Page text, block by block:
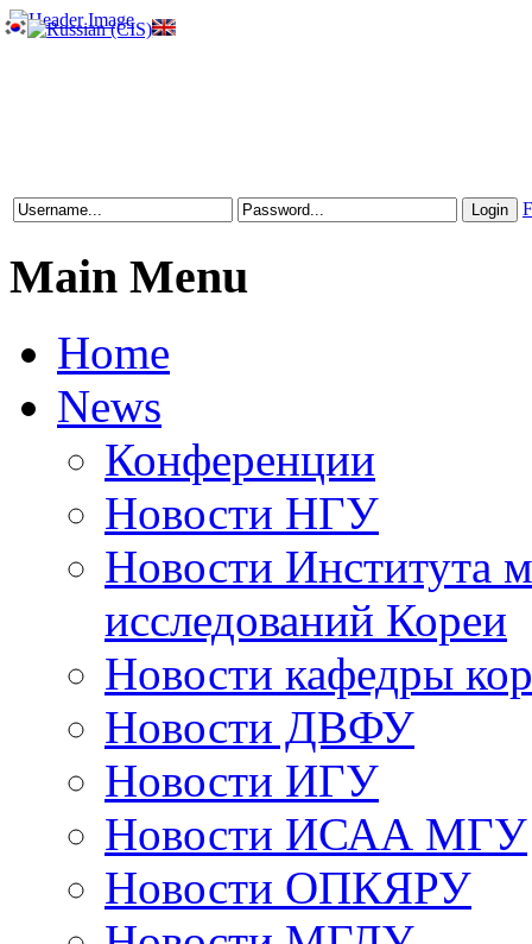
Main Menu
Home
News
Конференции
Новости НГУ
Новости Института
исследований Кореи
Новости кафедры
Новости ДВФУ
Новости ИГУ
Новости ИСАА МГУ
Новости ОПКЯРУ